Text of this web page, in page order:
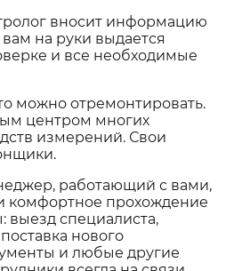
вносит информацию
на руки выдается
и все необходимые
можно отремонтировать.
центром многих
измерений. Свои
работающий с вами,
комфортное прохождение
выезд специалиста,
нового
и любые другие